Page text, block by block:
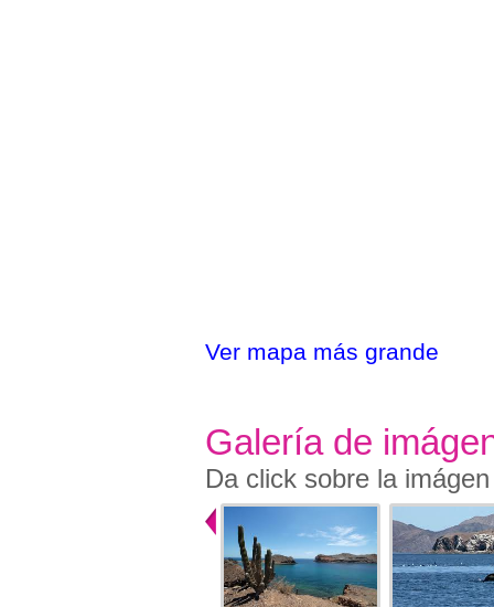
Ver mapa más grande
Galería de
Da click sobre la